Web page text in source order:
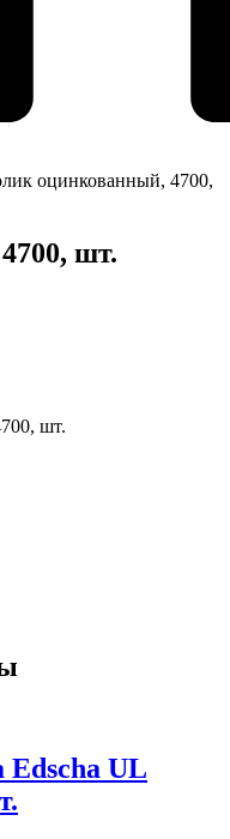
оцинкованный, 4700,
шт.
шт.
Edscha UL